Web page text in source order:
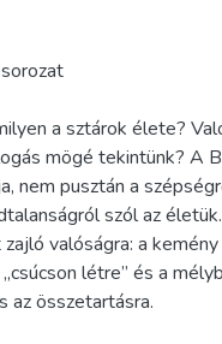
a sztárok élete?
mögé tekintünk? A
nem pusztán a
szól az
valóságra: a
létre” és a
az összetartásra.